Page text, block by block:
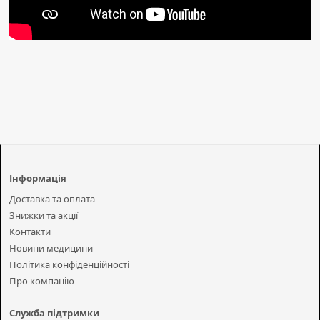
Інформація
Доставка та оплата
Знижки та акції
Контакти
Новини медицини
Політика конфіденційності
Про компанію
Служба підтримки